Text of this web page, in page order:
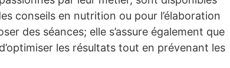
conseils en nutrition ou pour l’élaboration
des séances; elle s’assure également que
les résultats tout en prévenant les